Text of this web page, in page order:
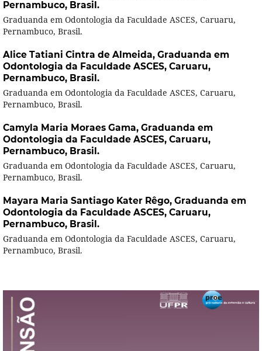
Pernambuco, Brasil.
Graduanda em Odontologia da Faculdade ASCES, Caruaru,
Pernambuco, Brasil.
Alice Tatiani Cintra de Almeida, Graduanda em
Odontologia da Faculdade ASCES, Caruaru,
Pernambuco, Brasil.
Graduanda em Odontologia da Faculdade ASCES, Caruaru,
Pernambuco, Brasil.
Camyla Maria Moraes Gama, Graduanda em
Odontologia da Faculdade ASCES, Caruaru,
Pernambuco, Brasil.
Graduanda em Odontologia da Faculdade ASCES, Caruaru,
Pernambuco, Brasil.
Mayara Maria Santiago Kater Rêgo, Graduanda em
Odontologia da Faculdade ASCES, Caruaru,
Pernambuco, Brasil.
Graduanda em Odontologia da Faculdade ASCES, Caruaru,
Pernambuco, Brasil.